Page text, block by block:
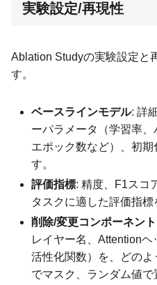
実験設定/再現性
Ablation Studyの実験設定と
す。
ベースラインモデル: 詳
ーパラメータ（学習率、
エポック数など）、初
す。
評価指標: 精度、F1スコ
タスクに適した評価指標
削除/変更コンポーネント
レイヤー名、Attention
活性化関数）を、どの
でマスク、ランダム値